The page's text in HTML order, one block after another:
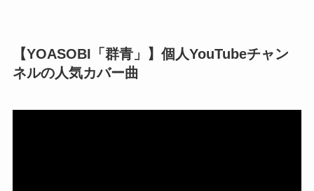
【YOASOBI「群青」】個人YouTubeチャン
ネルの人気カバー曲